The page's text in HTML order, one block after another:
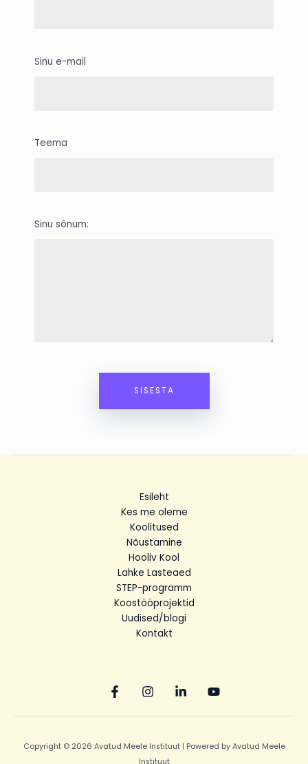
Sinu e-mail
Teema
Sinu sõnum:
Esileht
Kes me oleme
Koolitused
Nõustamine
Hooliv Kool
Lahke Lasteaed
STEP-programm
Koostööprojektid
Uudised/blogi
Kontakt
Copyright © 2026 Avatud Meele Instituut | Powered by Avatud Meele
Instituut